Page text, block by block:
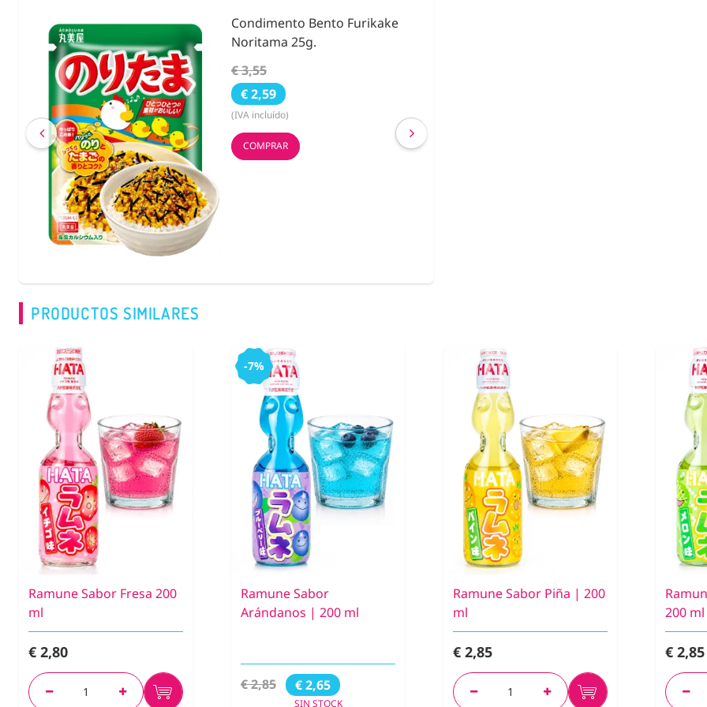
Condimento Bento Furikake
Noritama 25g.
€ 3,55
€ 2,59
(IVA incluído)
COMPRAR
PRODUCTOS SIMILARES
Ramune Sabor Fresa 200
ml
€ 2,80
-7%
Ramune Sabor
Arándanos | 200 ml
€ 2,85 € 2,65
SIN STOCK
Ramune Sabor Piña | 200
ml
€ 2,85
200 ml
€ 2,85